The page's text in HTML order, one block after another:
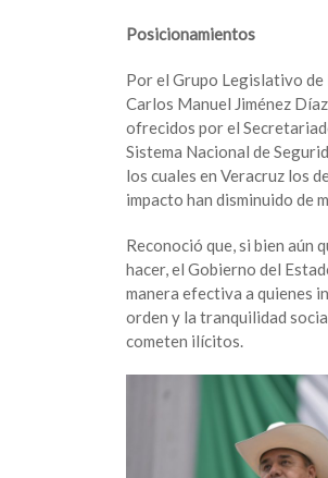
Posicionamientos
Por el Grupo Legislativo
Carlos Manuel Jiménez
ofrecidos por el
Sistema Nacional de
los cuales en Veracruz los
impacto han disminuido de
Reconoció que, si bien aún
hacer, el Gobierno del
manera efectiva a quienes
orden y la tranquilidad
cometen ilícitos.